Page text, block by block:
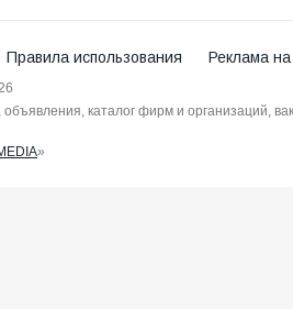
Правила использования Реклама
объявления, каталог фирм и организаций,
»